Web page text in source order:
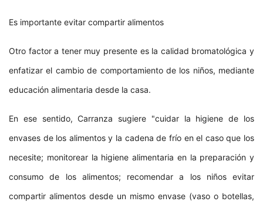
Es importante evitar compartir alimentos
Otro factor a tener muy presente es la calidad bromatológica y
enfatizar el cambio de comportamiento de los niños, mediante
educación alimentaria desde la casa.
En ese sentido, Carranza sugiere "cuidar la higiene de los
envases de los alimentos y la cadena de frío en el caso que los
necesite; monitorear la higiene alimentaria en la preparación y
consumo de los alimentos; recomendar a los niños evitar
compartir alimentos desde un mismo envase (vaso o botellas,